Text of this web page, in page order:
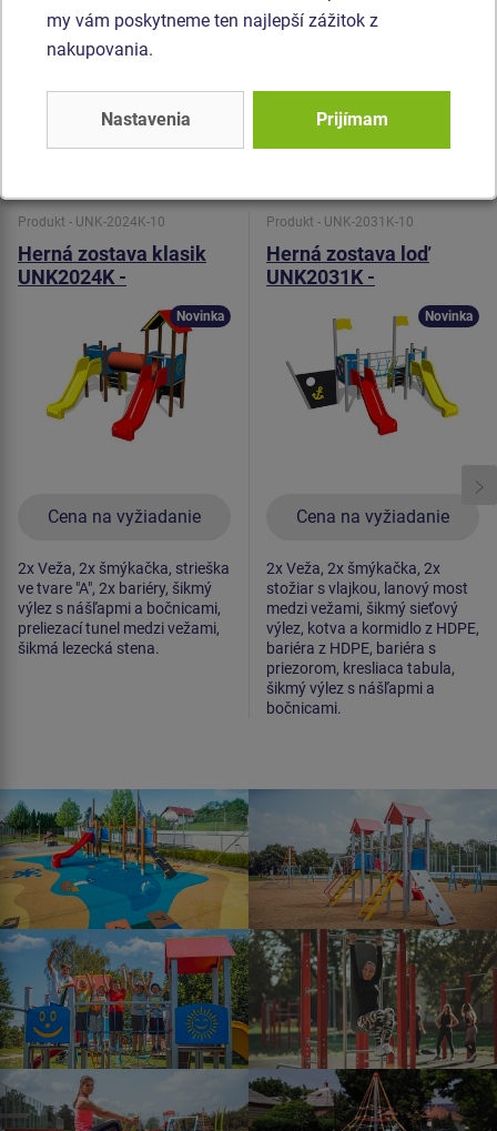
vyrobený z HDPE (celo zafarbený polyetylén, ktorý sa
vyznačuje vysokou farebnou stálosťou a odolnosťou proti
UV žiareniu). Všetok spojovací materiál je pozinkovaný
alebo nerezový.
Produkt - UNK-2024K-10
Herná zostava klasik
UNK2024K -
Cena na vyžiadanie
Novinka
2x Veža, 2x šmýkačka, strieška
ve tvare "A", 2x bariéry, šikmý
výlez s nášľapmi a bočnicami,
preliezací tunel medzi vežami,
šikmá lezecká stena.
Produkt - UNK-2031K-10
Herná zostava loď
UNK2031K -
Cena na vyžiadanie
Novinka
2x Veža, 2x šmýkačka, 2x
stožiar s vlajkou, lanový most
medzi vežami, šikmý sieťový
výlez, kotva a kormidlo z HDPE,
bariéra z HDPE, bariéra s
priezorom, kresliaca tabula,
šikmý výlez s nášľapmi a
bočnicami.
my vám poskytneme ten najlepší zážitok z
nakupovania.
Nastavenia Prijímam